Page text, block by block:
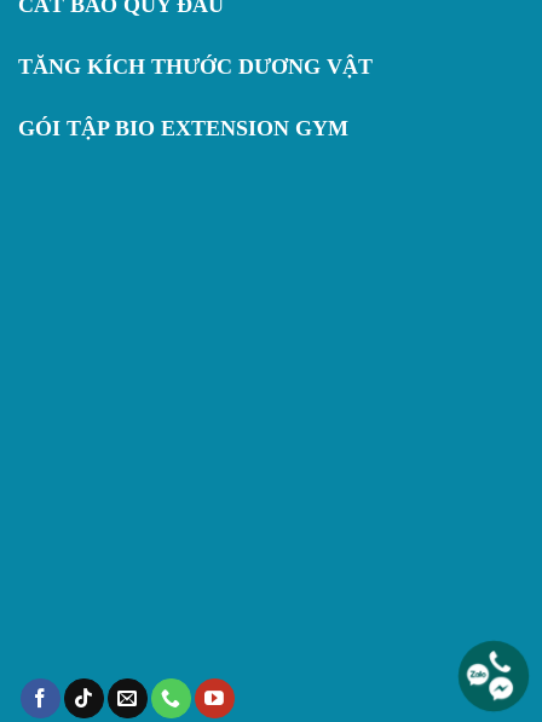
TĂNG KÍCH THƯỚC DƯƠNG VẬT
GÓI TẬP BIO EXTENSION GYM